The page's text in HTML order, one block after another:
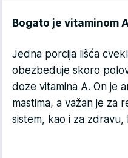
Bogato je vitaminom
Jedna porcija lišća
obezbeđuje skoro
doze vitamina A. On je
mastima, a važan je za
sistem, kao i za zdravu,